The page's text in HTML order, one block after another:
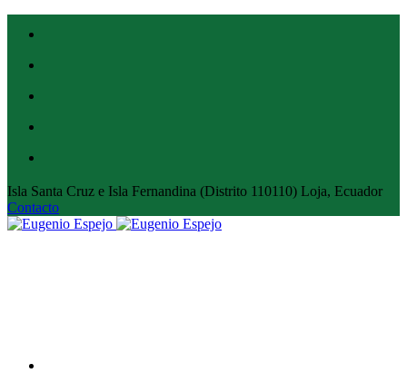
Isla Santa Cruz e Isla Fernandina (Distrito 110110) Loja, Ecuador
Contacto